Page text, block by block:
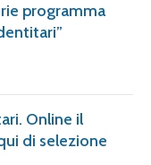
programma
Online il
di selezione